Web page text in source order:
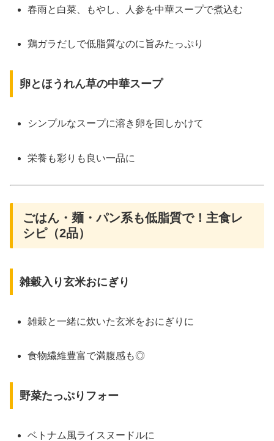
春雨と白菜、もやし、人参を中華スープで煮込む
鶏ガラだしで低脂質なのに旨みたっぷり
卵とほうれん草の中華スープ
シンプルなスープに溶き卵を回しかけて
栄養も彩りも良い一品に
ごはん・麺・パン系も低脂質で！主食レ
シピ（2品）
雑穀入り玄米おにぎり
雑穀と一緒に炊いた玄米をおにぎりに
食物繊維豊富で満腹感も◎
野菜たっぷりフォー
ベトナム風ライスヌードルに